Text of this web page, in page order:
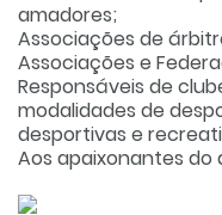
amadores;
Associações de
Associações e
Responsáveis de
modalidades de
desportivas e
Aos apaixonantes do